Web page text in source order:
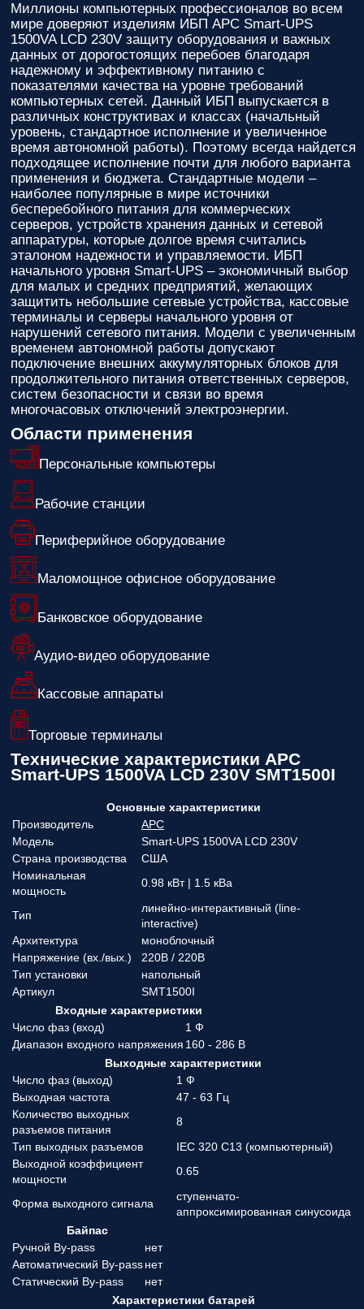
Миллионы компьютерных профессионалов во всем
мире доверяют изделиям ИБП APC Smart-UPS
1500VA LCD 230V защиту оборудования и важных
данных от дорогостоящих перебоев благодаря
надежному и эффективному питанию с
показателями качества на уровне требований
компьютерных сетей. Данный ИБП выпускается в
различных конструктивах и классах (начальный
уровень, стандартное исполнение и увеличенное
время автономной работы). Поэтому всегда найдется
подходящее исполнение почти для любого варианта
применения и бюджета. Стандартные модели –
наиболее популярные в мире источники
бесперебойного питания для коммерческих
серверов, устройств хранения данных и сетевой
аппаратуры, которые долгое время считались
эталоном надежности и управляемости. ИБП
начального уровня Smart-UPS – экономичный выбор
для малых и средних предприятий, желающих
защитить небольшие сетевые устройства, кассовые
терминалы и серверы начального уровня от
нарушений сетевого питания. Модели с увеличенным
временем автономной работы допускают
подключение внешних аккумуляторных блоков для
продолжительного питания ответственных серверов,
систем безопасности и связи во время
многочасовых отключений электроэнергии.
Области применения
Персональные компьютеры
Рабочие станции
Периферийное оборудование
Маломощное офисное оборудование
Банковское оборудование
Аудио-видео оборудование
Кассовые аппараты
Торговые терминалы
Технические характеристики APC
Smart-UPS 1500VA LCD 230V SMT1500I
Основные характеристики
Производитель
APC
Модель
Smart-UPS 1500VA LCD 230V
Страна производства
США
Номинальная
мощность
0.98 кВт | 1.5 кВа
Тип
линейно-интерактивный (line-
interactive)
Архитектура
моноблочный
Напряжение (вx./вых.)
220В / 220В
Тип установки
напольный
Артикул
SMT1500I
Входные характеристики
Число фаз (вход)
1 Ф
Диапазон входного напряжения 160 - 286 В
Выходные характеристики
Число фаз (выход)
1 Ф
Выходная частота
47 - 63 Гц
Количество выходных
разъемов питания
8
Тип выходных разъемов
IEC 320 C13 (компьютерный)
Выходной коэффициент
мощности
0.65
Форма выходного сигнала
ступенчато-
аппроксимированная синусоида
Байпас
Ручной By-pass
нет
Автоматический By-passнет
Статический By-pass
нет
Характеристики батарей